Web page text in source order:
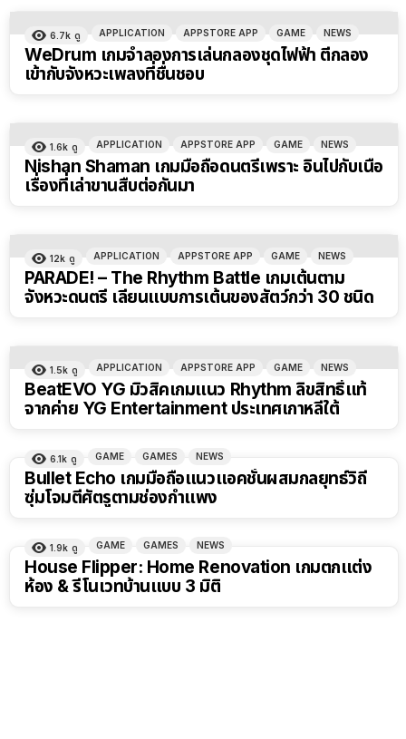
6.7k ดู APPLICATION APPSTORE APP GAME NEWS
WeDrum เกมจำลองการเล่นกลองชุดไฟฟ้า ตีกลอง
เข้ากับจังหวะเพลงที่ชื่นชอบ
1.6k ดู APPLICATION APPSTORE APP GAME NEWS
Nishan Shaman เกมมือถือดนตรีเพราะ อินไปกับเนื้อ
เรื่องที่เล่าขานสืบต่อกันมา
12k ดู APPLICATION APPSTORE APP GAME NEWS
PARADE! – The Rhythm Battle เกมเต้นตาม
จังหวะดนตรี เลียนแบบการเต้นของสัตว์กว่า 30 ชนิด
1.5k ดู APPLICATION APPSTORE APP GAME NEWS
BeatEVO YG มิวสิคเกมแนว Rhythm ลิขสิทธิ์แท้
จากค่าย YG Entertainment ประเทศเกาหลีใต้
6.1k ดู GAME GAMES NEWS
Bullet Echo เกมมือถือแนวแอคชั่นผสมกลยุทธ์วิถี
ซุ่มโจมตีศัตรูตามช่องกำแพง
1.9k ดู GAME GAMES NEWS
House Flipper: Home Renovation เกมตกแต่ง
ห้อง & รีโนเวทบ้านแบบ 3 มิติ